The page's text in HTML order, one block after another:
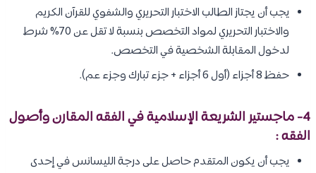
يجب أن يجتاز الطالب الاختبار التحريري والشفوي للقرآن الكريم
والاختبار التحريري لمواد التخصص بنسبة لا تقل عن 70% شرط
لدخول المقابلة الشخصية في التخصص.
حفظ 8 أجزاء (أول 6 أجزاء + جزء تبارك وجزء عم).
4- ماجستير الشريعة الإسلامية في الفقه المقارن وأصول
الفقه :
يجب أن يكون المتقدم حاصل على درجة الليسانس في إحدى